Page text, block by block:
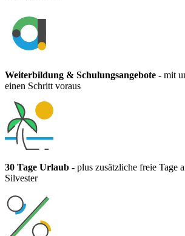
Weiterbildung & Schulungsangebote - mit
einen Schritt voraus
30 Tage Urlaub - plus zusätzliche freie Tage
Silvester